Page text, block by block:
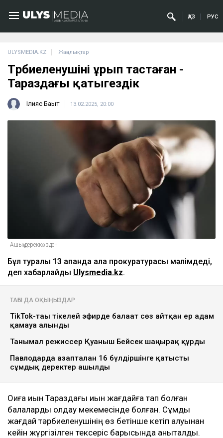
ҚАЗ РУС
ULYSMEDIA.KZ Жаңалықтар
Тәрбиеленушіні ұрып тастаған -
Тараздағы қатыгездік
Ілияс Бақыт 13.02.2025, 20:00
Ашық дереккөзден
Бұл туралы 13 ақпанда қала прокуратурасы мәлімдеді,
деп хабарлайды Ulysmedia.kz.
ТАҒЫ ДА ОҚЫҢЫЗДАР
TikTok-тағы тікелей эфирде балағат сөз айтқан ер адам
қамауға алынды
Танымал режиссер Қуаныш Бейсек шаңырақ құрды
Павлодарда азапталған 16 бүлдіршінге қатысты
сұмдық деректер ашылды
Оқиға қиын Тараздағы қиын жағдайға тап болған
балаларды қолдау мекемесінде болған. Сұмдық
жағдай тәрбиеленушінің өз бетінше кетіп қалуынан
кейін жүргізілген тексеріс барысында анықталды.